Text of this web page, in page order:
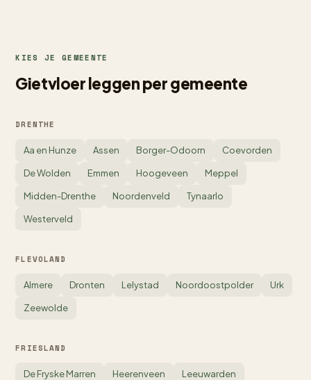
KIES JE GEMEENTE
Gietvloer leggen per gemeente
DRENTHE
Aa en Hunze Assen Borger-Odoorn Coevorden
De Wolden Emmen Hoogeveen Meppel
Midden-Drenthe Noordenveld Tynaarlo
Westerveld
FLEVOLAND
Almere Dronten Lelystad Noordoostpolder Urk
Zeewolde
FRIESLAND
De Fryske Marren Heerenveen Leeuwarden